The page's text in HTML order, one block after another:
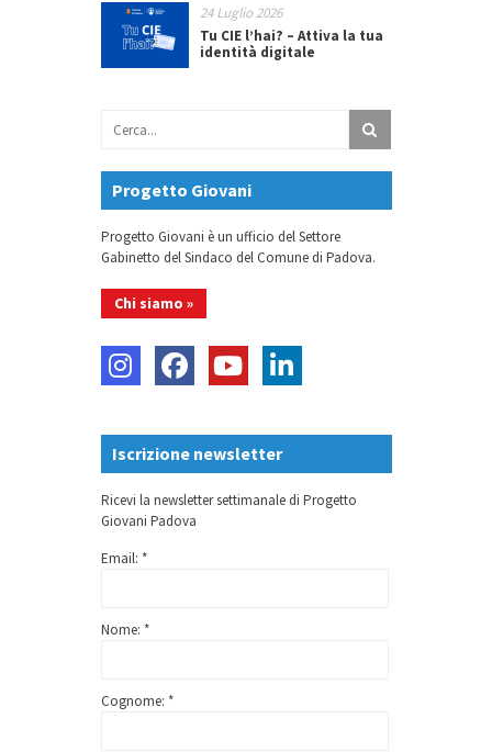
24 Luglio 2026
Tu CIE l’hai? – Attiva la tua
identità digitale
Progetto Giovani
Progetto Giovani è un ufficio del Settore
Gabinetto del Sindaco del Comune di Padova.
Chi siamo »
Iscrizione newsletter
Ricevi la newsletter settimanale di Progetto
Giovani Padova
Email: *
Nome: *
Cognome: *